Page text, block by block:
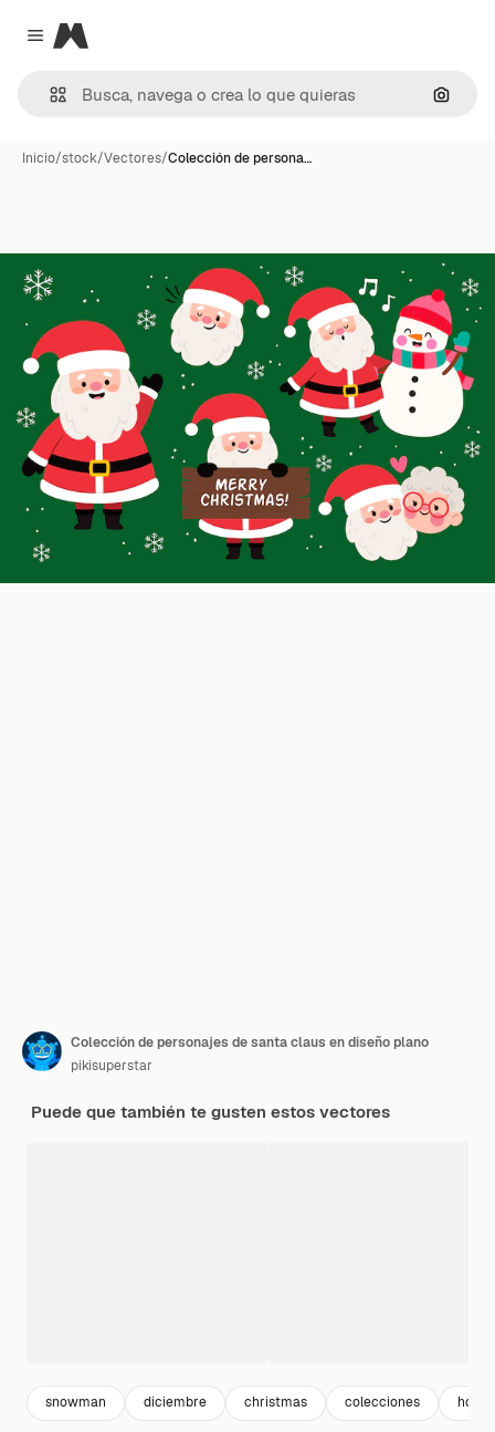
Close menu
Magnific
Inicio/stock/Vectores/Colección de persona…
Colección de personajes de santa claus en diseño plano
pikisuperstar
Puede que también te gusten estos vectores
snowman diciembre christmas colecciones